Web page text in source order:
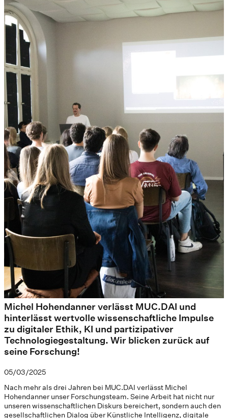
Michel Hohendanner verlässt MUC.DAI und
hinterlässt wertvolle wissenschaftliche Impulse
zu digitaler Ethik, KI und partizipativer
Technologiegestaltung. Wir blicken zurück auf
seine Forschung!
05/03/2025
Nach mehr als drei Jahren bei MUC.DAI verlässt Michel
Hohendanner unser Forschungsteam. Seine Arbeit hat nicht nur
unseren wissenschaftlichen Diskurs bereichert, sondern auch den
gesellschaftlichen Dialog über Künstliche Intelligenz, digitale